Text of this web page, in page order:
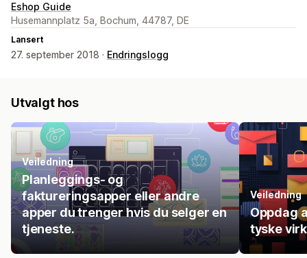
Eshop Guide
Husemannplatz 5a, Bochum, 44787, DE
Lansert
27. september 2018 · Endringslogg
Utvalgt hos
Veiledning
Planleggings- og
faktureringsapper eller andre
apper du trenger hvis du selger en
tjeneste.
Veiledning
Oppdag
tyske